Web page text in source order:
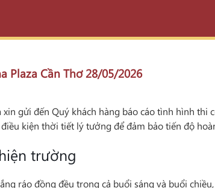
Plaza Cần Thơ 28/05/2026
gửi đến Quý khách hàng báo cáo tình hình
kiện thời tiết lý tưởng để đảm bảo tiến độ
trường
ráo đồng đều trong cả buổi sáng và buổi